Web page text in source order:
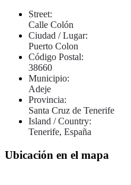
Street:
Calle Colón
Ciudad / Lugar:
Puerto Colon
Código Postal:
38660
Municipio:
Adeje
Provincia:
Santa Cruz de Tenerife
Island / Country:
Tenerife, España
Ubicación en el mapa